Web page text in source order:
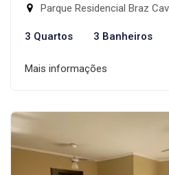
Parque Residencial Braz
3 Quartos 3 Banheiros
Mais informações